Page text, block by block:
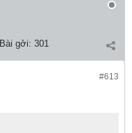
Bài gởi: 301
#613